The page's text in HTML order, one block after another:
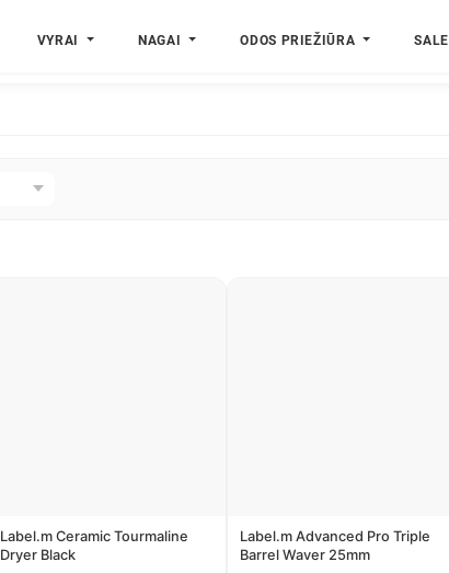
VYRAI NAGAI ODOS PRIEŽIŪRA SALE
Label.m Ceramic Tourmaline
Dryer Black
Label.m Advanced Pro Triple
Barrel Waver 25mm